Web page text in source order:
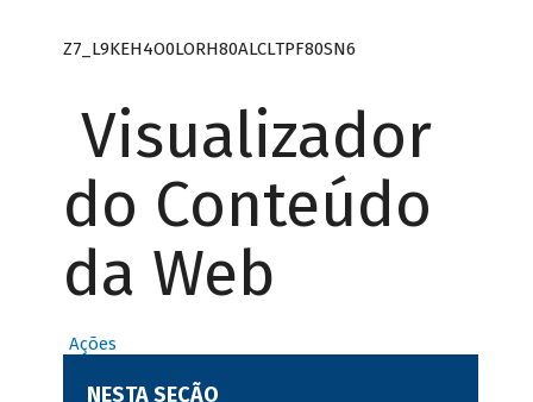
Z7_L9KEH4O0LORH80ALCLTPF80SN6
Visualizador
do Conteúdo
da Web
Ações
NESTA SEÇÃO